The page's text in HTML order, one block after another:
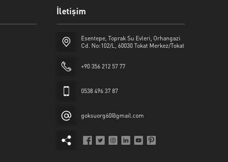
İletişim
Esentepe, Toprak Su Evleri, Orhangazi
Cd. No:102/L, 60030 Tokat Merkez/Tokat
+90 356 212 57 77
0538 496 37 87
goksuorg60@gmail.com